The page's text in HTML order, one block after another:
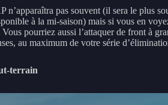
n’apparaîtra pas souvent (il sera le plus
à la mi-saison) mais si vous en
pourriez aussi l’attaquer de front à
au maximum de votre série
terrain